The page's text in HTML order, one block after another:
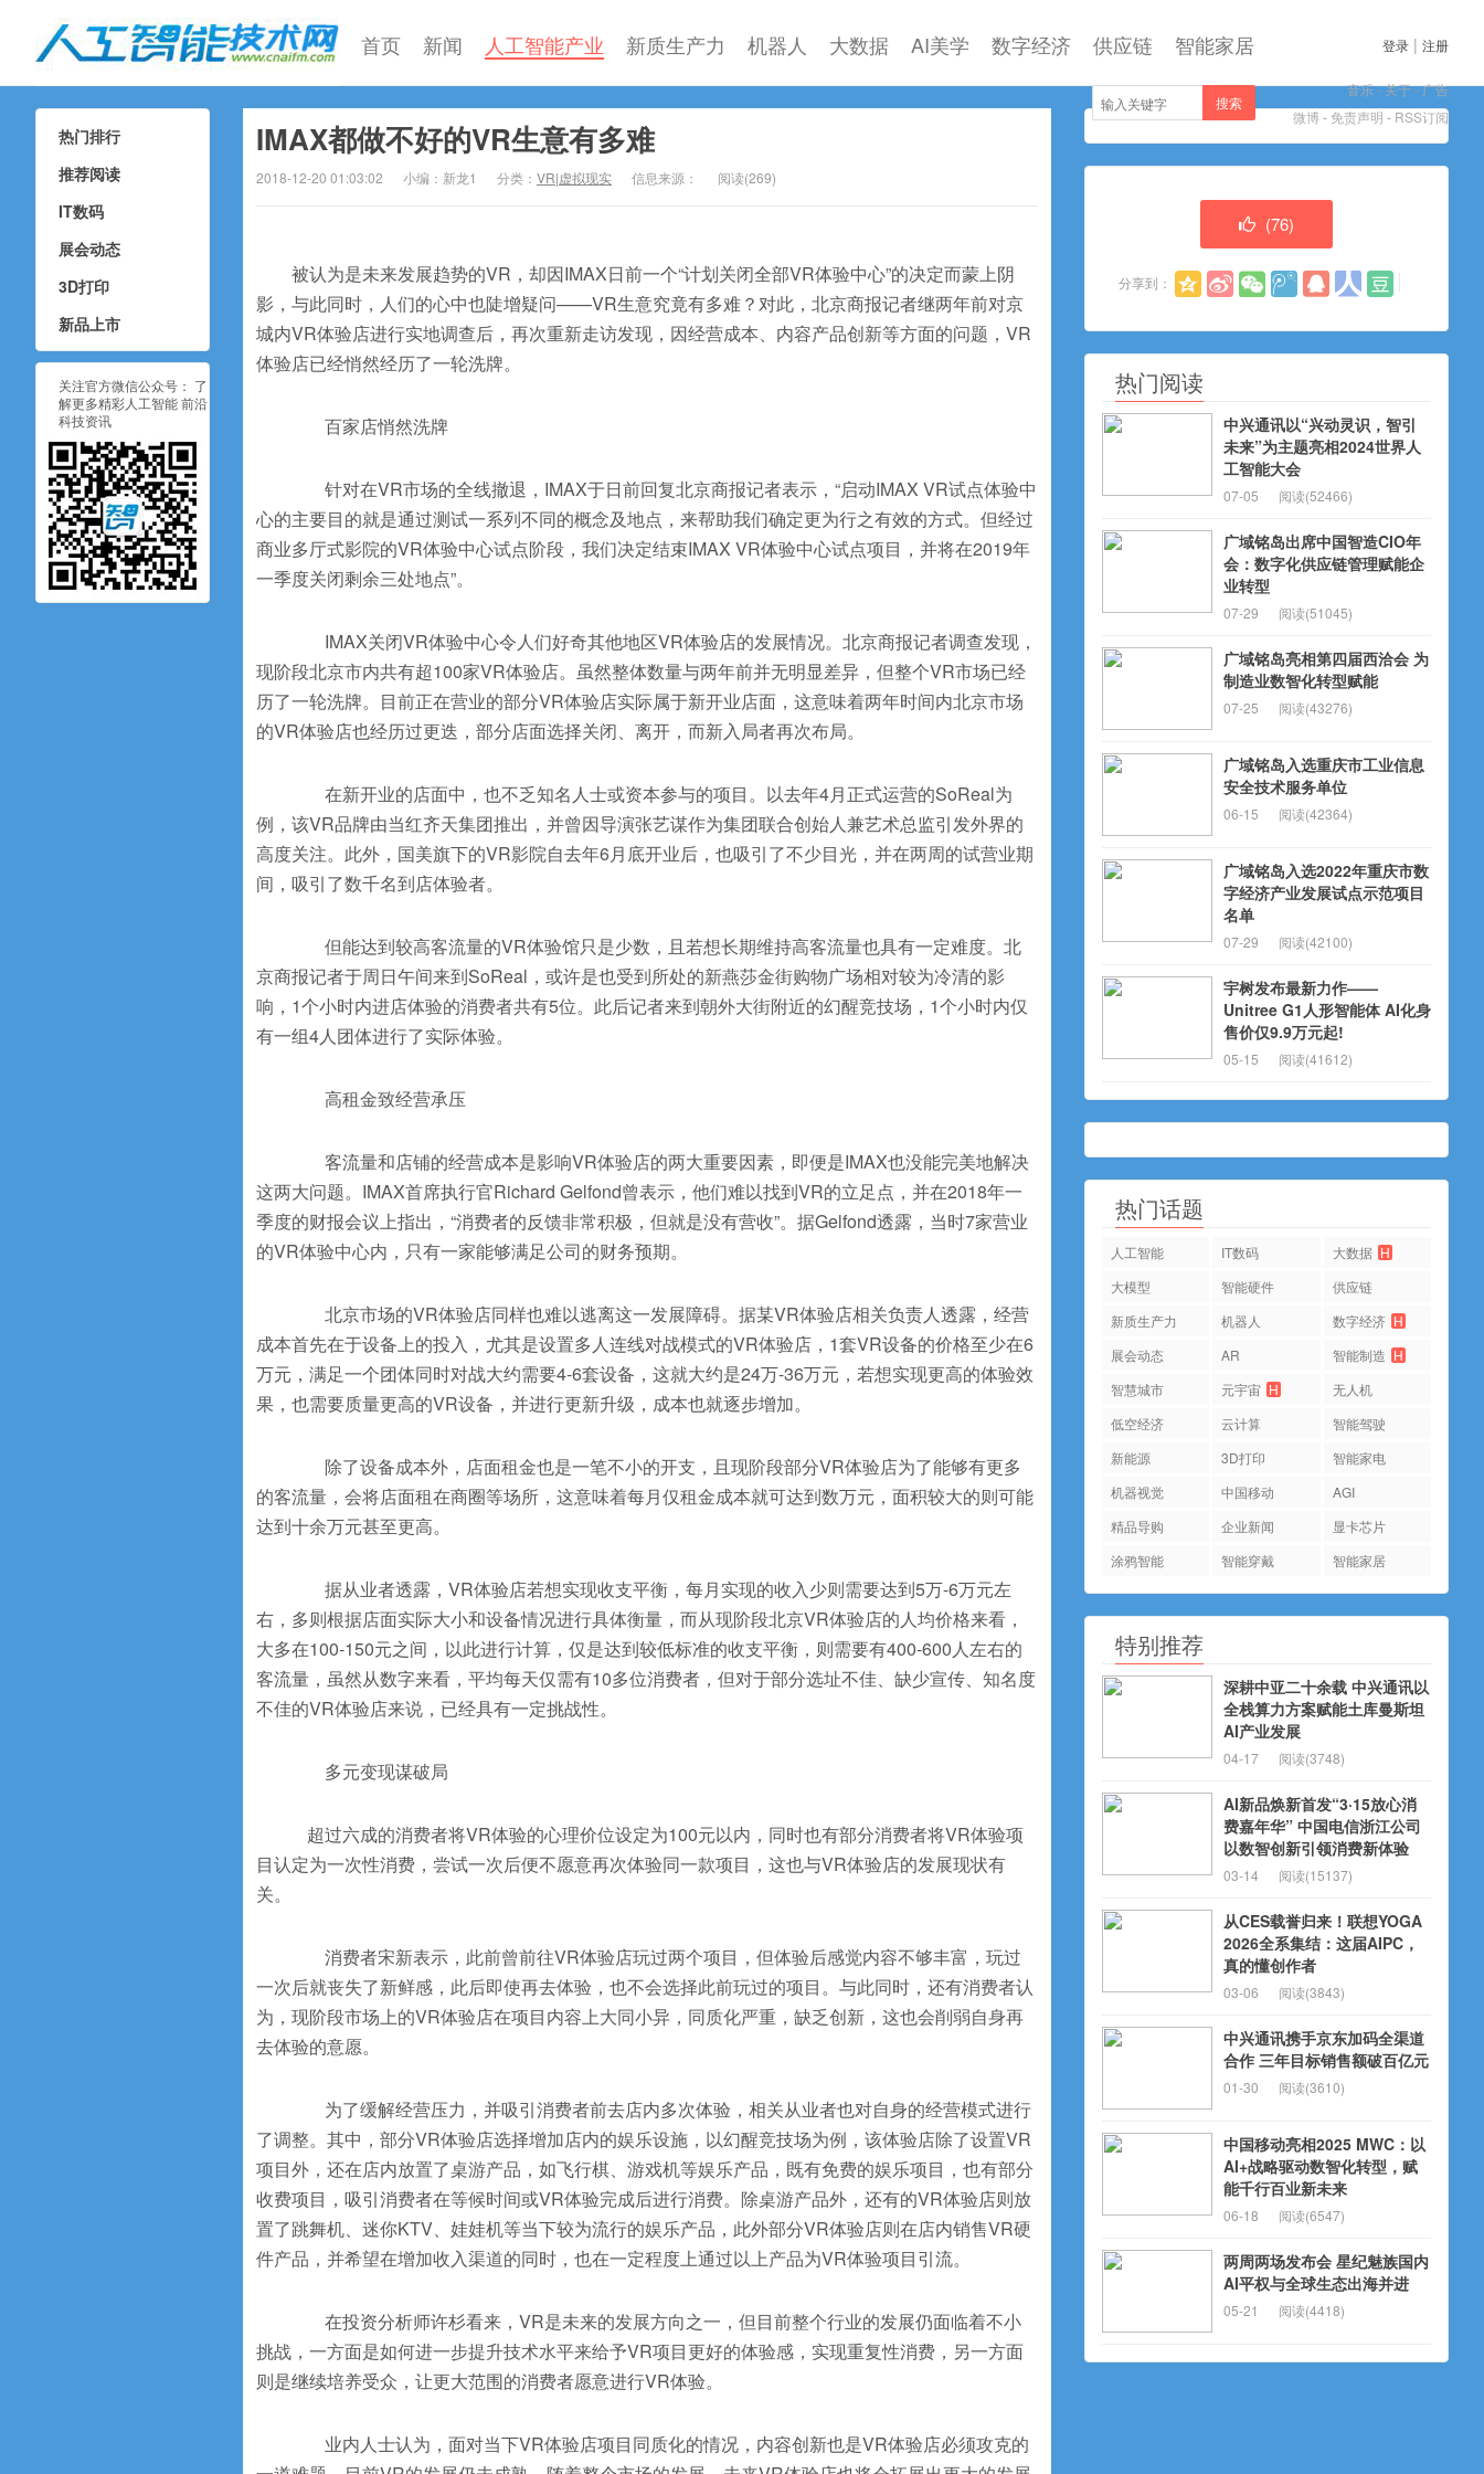
人工智能技术网
首页 新闻 人工智能产业 新质生产力 机器人 大数据 AI美学 数字经济 供应链 智能家居 登录 | 注册
音乐-关于-广告
微博 - 免责声明 - RSS订阅
搜索
IMAX都做不好的VR生意有多难
2018-12-20 01:03:02 小编：新龙1 分类： VR|虚拟现实 信息来源： 阅读(269)
被认为是未来发展趋势的VR，却因IMAX日前一个“计划关闭全部VR体验中心”的决定而蒙上阴
影，与此同时，人们的心中也陡增疑问——VR生意究竟有多难？对此，北京商报记者继两年前对京
城内VR体验店进行实地调查后，再次重新走访发现，因经营成本、内容产品创新等方面的问题，VR
体验店已经悄然经历了一轮洗牌。
百家店悄然洗牌
针对在VR市场的全线撤退，IMAX于日前回复北京商报记者表示，“启动IMAX VR试点体验中
心的主要目的就是通过测试一系列不同的概念及地点，来帮助我们确定更为行之有效的方式。但经过
商业多厅式影院的VR体验中心试点阶段，我们决定结束IMAX VR体验中心试点项目，并将在2019年
一季度关闭剩余三处地点”。
IMAX关闭VR体验中心令人们好奇其他地区VR体验店的发展情况。北京商报记者调查发现，
现阶段北京市内共有超100家VR体验店。虽然整体数量与两年前并无明显差异，但整个VR市场已经
历了一轮洗牌。目前正在营业的部分VR体验店实际属于新开业店面，这意味着两年时间内北京市场
的VR体验店也经历过更迭，部分店面选择关闭、离开，而新入局者再次布局。
在新开业的店面中，也不乏知名人士或资本参与的项目。以去年4月正式运营的SoReal为
例，该VR品牌由当红齐天集团推出，并曾因导演张艺谋作为集团联合创始人兼艺术总监引发外界的
高度关注。此外，国美旗下的VR影院自去年6月底开业后，也吸引了不少目光，并在两周的试营业期
间，吸引了数千名到店体验者。
但能达到较高客流量的VR体验馆只是少数，且若想长期维持高客流量也具有一定难度。北
京商报记者于周日午间来到SoReal，或许是也受到所处的新燕莎金街购物广场相对较为冷清的影
响，1个小时内进店体验的消费者共有5位。此后记者来到朝外大街附近的幻醒竞技场，1个小时内仅
有一组4人团体进行了实际体验。
高租金致经营承压
客流量和店铺的经营成本是影响VR体验店的两大重要因素，即便是IMAX也没能完美地解决
这两大问题。IMAX首席执行官Richard Gelfond曾表示，他们难以找到VR的立足点，并在2018年一
季度的财报会议上指出，“消费者的反馈非常积极，但就是没有营收”。据Gelfond透露，当时7家营业
的VR体验中心内，只有一家能够满足公司的财务预期。
北京市场的VR体验店同样也难以逃离这一发展障碍。据某VR体验店相关负责人透露，经营
成本首先在于设备上的投入，尤其是设置多人连线对战模式的VR体验店，1套VR设备的价格至少在6
万元，满足一个团体同时对战大约需要4-6套设备，这就大约是24万-36万元，若想实现更高的体验效
果，也需要质量更高的VR设备，并进行更新升级，成本也就逐步增加。
除了设备成本外，店面租金也是一笔不小的开支，且现阶段部分VR体验店为了能够有更多
的客流量，会将店面租在商圈等场所，这意味着每月仅租金成本就可达到数万元，面积较大的则可能
达到十余万元甚至更高。
据从业者透露，VR体验店若想实现收支平衡，每月实现的收入少则需要达到5万-6万元左
右，多则根据店面实际大小和设备情况进行具体衡量，而从现阶段北京VR体验店的人均价格来看，
大多在100-150元之间，以此进行计算，仅是达到较低标准的收支平衡，则需要有400-600人左右的
客流量，虽然从数字来看，平均每天仅需有10多位消费者，但对于部分选址不佳、缺少宣传、知名度
不佳的VR体验店来说，已经具有一定挑战性。
多元变现谋破局
超过六成的消费者将VR体验的心理价位设定为100元以内，同时也有部分消费者将VR体验项
目认定为一次性消费，尝试一次后便不愿意再次体验同一款项目，这也与VR体验店的发展现状有
关。
消费者宋新表示，此前曾前往VR体验店玩过两个项目，但体验后感觉内容不够丰富，玩过
一次后就丧失了新鲜感，此后即使再去体验，也不会选择此前玩过的项目。与此同时，还有消费者认
为，现阶段市场上的VR体验店在项目内容上大同小异，同质化严重，缺乏创新，这也会削弱自身再
去体验的意愿。
为了缓解经营压力，并吸引消费者前去店内多次体验，相关从业者也对自身的经营模式进行
了调整。其中，部分VR体验店选择增加店内的娱乐设施，以幻醒竞技场为例，该体验店除了设置VR
项目外，还在店内放置了桌游产品，如飞行棋、游戏机等娱乐产品，既有免费的娱乐项目，也有部分
收费项目，吸引消费者在等候时间或VR体验完成后进行消费。除桌游产品外，还有的VR体验店则放
置了跳舞机、迷你KTV、娃娃机等当下较为流行的娱乐产品，此外部分VR体验店则在店内销售VR硬
件产品，并希望在增加收入渠道的同时，也在一定程度上通过以上产品为VR体验项目引流。
在投资分析师许杉看来，VR是未来的发展方向之一，但目前整个行业的发展仍面临着不小
挑战，一方面是如何进一步提升技术水平来给予VR项目更好的体验感，实现重复性消费，另一方面
则是继续培养受众，让更大范围的消费者愿意进行VR体验。
业内人士认为，面对当下VR体验店项目同质化的情况，内容创新也是VR体验店必须攻克的
热门排行
推荐阅读
IT数码
展会动态
3D打印
新品上市
关注官方微信公众号： 了
解更多精彩人工智能 前沿
科技资讯
(76)
分享到：
热门阅读
中兴通讯以“兴动灵识，智引
未来”为主题亮相2024世界人
工智能大会
07-05 阅读(52466)
广域铭岛出席中国智造CIO年
会：数字化供应链管理赋能企
业转型
07-29 阅读(51045)
广域铭岛亮相第四届西洽会 为
制造业数智化转型赋能
07-25 阅读(43276)
广域铭岛入选重庆市工业信息
安全技术服务单位
06-15 阅读(42364)
广域铭岛入选2022年重庆市数
字经济产业发展试点示范项目
名单
07-29 阅读(42100)
宇树发布最新力作——
Unitree G1人形智能体 AI化身
售价仅9.9万元起!
05-15 阅读(41612)
热门话题
人工智能 IT数码 大数据 H
大模型
智能硬件
供应链
新质生产力
机器人 数字经济 H
展会动态
AR 智能制造 H
智慧城市
元宇宙 H
无人机
低空经济
云计算
智能驾驶
新能源
3D打印
智能家电
机器视觉
中国移动
AGI
精品导购
企业新闻
显卡芯片
涂鸦智能
智能穿戴 智能家居
特别推荐
深耕中亚二十余载 中兴通讯以
全栈算力方案赋能土库曼斯坦
AI产业发展
04-17 阅读(3748)
AI新品焕新首发“3·15放心消
费嘉年华” 中国电信浙江公司
以数智创新引领消费新体验
03-14 阅读(15137)
从CES载誉归来！联想YOGA
2026全系集结：这届AIPC，
真的懂创作者
03-06 阅读(3843)
中兴通讯携手京东加码全渠道
合作 三年目标销售额破百亿元
01-30 阅读(3610)
中国移动亮相2025 MWC：以
AI+战略驱动数智化转型，赋
能千行百业新未来
06-18 阅读(6547)
两周两场发布会 星纪魅族国内
AI平权与全球生态出海并进
05-21 阅读(4418)